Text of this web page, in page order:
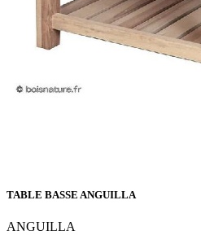
TABLE BASSE ANGUILLA
ANGUILLA